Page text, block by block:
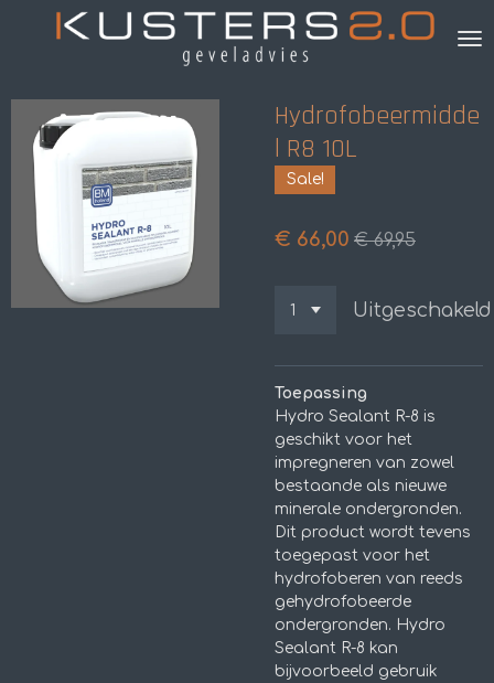
hoofdinhoud
Hydrofobeermidde
l R8 10L
Sale!
€ 66,00 € 69,95
Uitgeschakeld
Toepassing
Hydro Sealant R-8 is
geschikt voor het
impregneren van zowel
bestaande als nieuwe
minerale ondergronden.
Dit product wordt tevens
toegepast voor het
hydrofoberen van reeds
gehydrofobeerde
ondergronden. Hydro
Sealant R-8 kan
bijvoorbeeld gebruik